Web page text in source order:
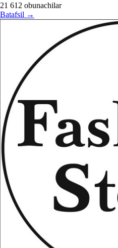
21 612 obunachilar
Batafsil →